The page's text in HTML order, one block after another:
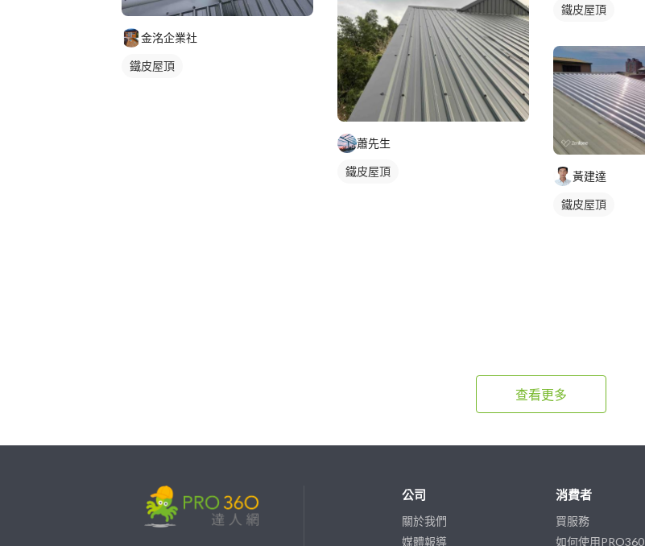
金洺企業社
鐵皮屋頂
蕭先生
鐵皮屋頂
鐵皮屋頂
黃建達
鐵皮屋頂
查看更多
公司
關於我們
媒體報導
消費者
買服務
如何使用PRO360